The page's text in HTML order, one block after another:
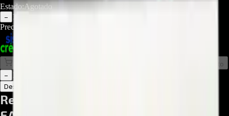
Estado:Agotado
− 1
Precio Regular:
Añadir al Carrito
−
1
Descripción
Repuesto T-CON (Time Control) LG